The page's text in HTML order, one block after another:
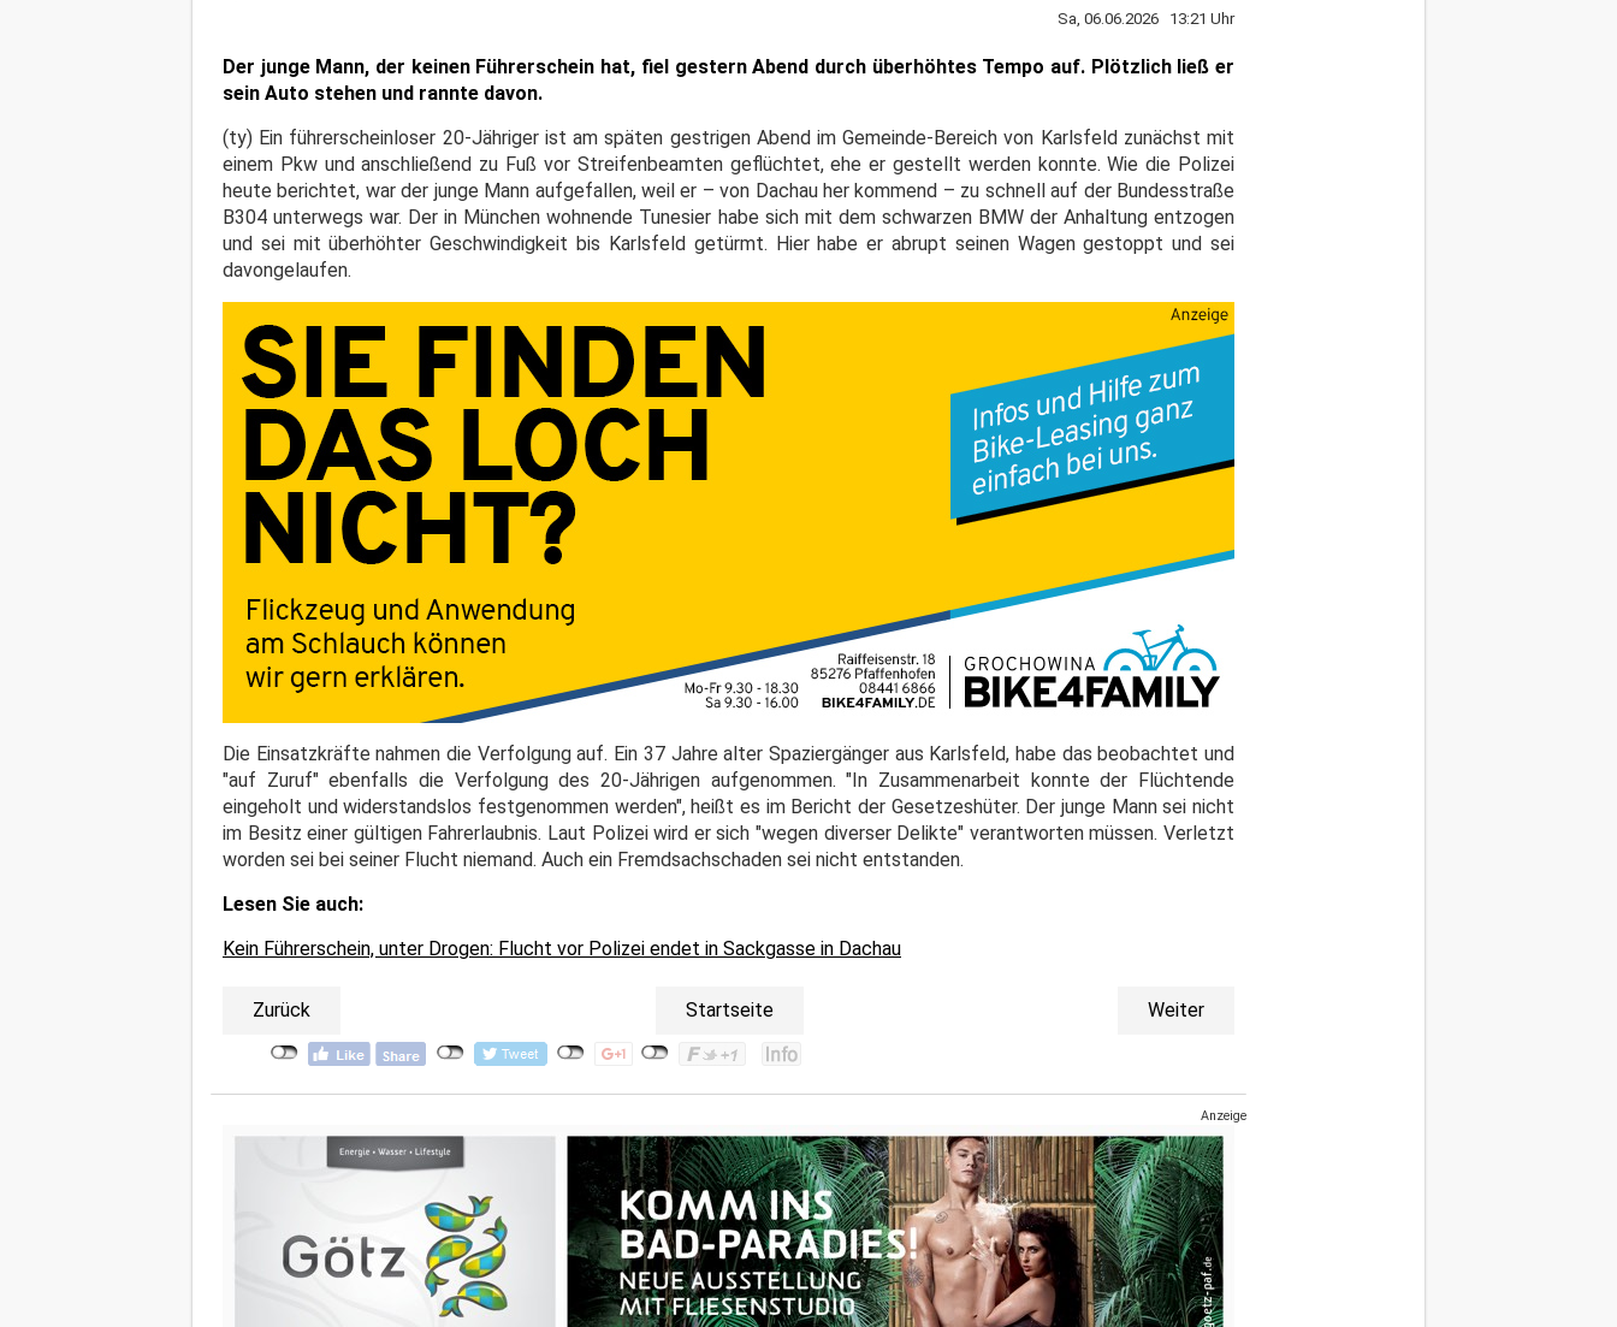
Sa, 06.06.2026 13:21 Uhr
Der junge Mann, der keinen Führerschein hat, fiel gestern Abend durch überhöhtes Tempo auf. Plötzlich ließ er
sein Auto stehen und rannte davon.
(ty) Ein führerscheinloser 20-Jähriger ist am späten gestrigen Abend im Gemeinde-Bereich von Karlsfeld zunächst mit
einem Pkw und anschließend zu Fuß vor Streifenbeamten geflüchtet, ehe er gestellt werden konnte. Wie die Polizei
heute berichtet, war der junge Mann aufgefallen, weil er – von Dachau her kommend – zu schnell auf der Bundesstraße
B304 unterwegs war. Der in München wohnende Tunesier habe sich mit dem schwarzen BMW der Anhaltung entzogen
und sei mit überhöhter Geschwindigkeit bis Karlsfeld getürmt. Hier habe er abrupt seinen Wagen gestoppt und sei
davongelaufen.
Die Einsatzkräfte nahmen die Verfolgung auf. Ein 37 Jahre alter Spaziergänger aus Karlsfeld, habe das beobachtet und
"auf Zuruf" ebenfalls die Verfolgung des 20-Jährigen aufgenommen. "In Zusammenarbeit konnte der Flüchtende
eingeholt und widerstandslos festgenommen werden", heißt es im Bericht der Gesetzeshüter. Der junge Mann sei nicht
im Besitz einer gültigen Fahrerlaubnis. Laut Polizei wird er sich "wegen diverser Delikte" verantworten müssen. Verletzt
worden sei bei seiner Flucht niemand. Auch ein Fremdsachschaden sei nicht entstanden.
Lesen Sie auch:
Kein Führerschein, unter Drogen: Flucht vor Polizei endet in Sackgasse in Dachau
Zurück Startseite Weiter
Anzeige